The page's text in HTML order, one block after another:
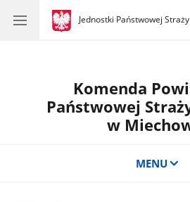
gov.pl
Jednostki Państwowej
gov.pl
Jednostki
Komenda
Państwowej
w
MENU